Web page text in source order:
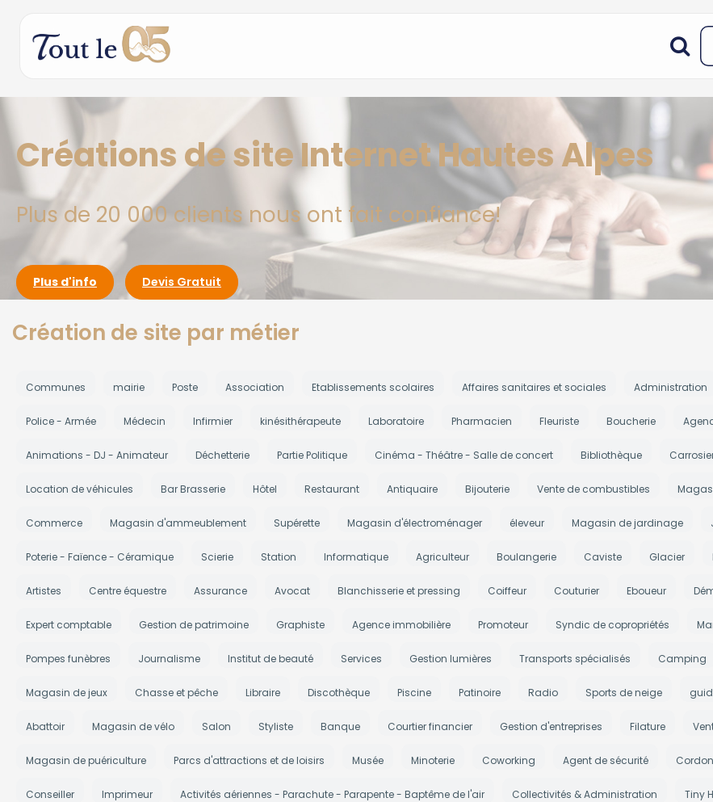
Créations de site Internet Hautes Alpes
Plus de 20 000 clients nous ont fait confiance!
Plus d'info Devis Gratuit
Création de site par métier
Communes mairie Poste Association Etablissements scolaires Affaires sanitaires et sociales Administration
Police - Armée Médecin Infirmier kinésithérapeute Laboratoire Pharmacien Fleuriste Boucherie
Animations - DJ - Animateur Déchetterie Partie Politique Cinéma - Théâtre - Salle de concert Bibliothèque
Location de véhicules Bar Brasserie Hôtel Restaurant Antiquaire Bijouterie Vente de combustibles
Commerce Magasin d'ammeublement Supérette Magasin d'électroménager éleveur Magasin de jardinage
Poterie - Faïence - Céramique Scierie Station Informatique Agriculteur Boulangerie Caviste Glacier
Artistes Centre équestre Assurance Avocat Blanchisserie et pressing Coiffeur Couturier Eboueur
Expert comptable Gestion de patrimoine Graphiste Agence immobilière Promoteur Syndic de copropriétés
Pompes funèbres Journalisme Institut de beauté Services Gestion lumières Transports spécialisés Camping
Magasin de jeux Chasse et pêche Libraire Discothèque Piscine Patinoire Radio Sports de neige
Abattoir Magasin de vélo Salon Styliste Banque Courtier financier Gestion d'entreprises Filature
Magasin de puériculture Parcs d'attractions et de loisirs Musée Minoterie Coworking Agent de sécurité
Conseiller Imprimeur Activités aériennes - Parachute - Parapente - Baptême de l'air Collectivités & Administration Tiny